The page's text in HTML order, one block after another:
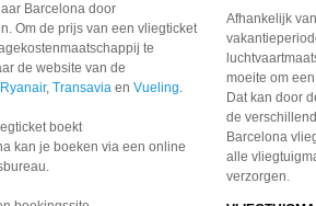
Barcelona door
Om de prijs van een vliegticket
te
de website van de
Ryanair, Transavia en Vueling.
boekt
kan je boeken via een online
Afhankelijk
moeite om
Dat kan door
de
Barcelona
alle
verzorgen.